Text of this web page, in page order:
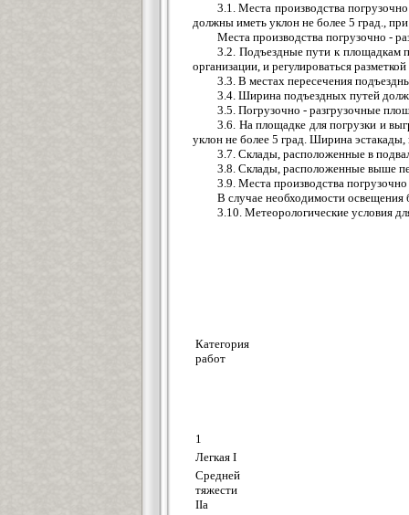
3.1. Места производства
должны иметь уклон не более 5 град.,
Места производства погрузочно -
3.2. Подъездные пути к площадкам
организации, и регулироваться
3.3. В местах пересечения
3.4. Ширина подъездных путей
3.5. Погрузочно - разгрузочные
3.6. На площадке для погрузки и
уклон не более 5 град. Ширина
3.7. Склады, расположенные в
3.8. Склады, расположенные выше
3.9. Места производства
В случае необходимости
3.10. Метеорологические условия
Категория
работ
1
Легкая I
Средней
тяжести
IIа